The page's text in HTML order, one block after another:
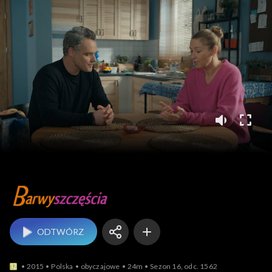
Barwy szczęścia
ODTWÓRZ
2015 Polska obyczajowe 24m Sezon 16, odc. 1562